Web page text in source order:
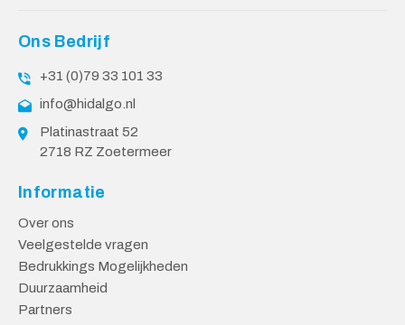
Ons Bedrijf
+31 (0)79 33 101 33
info@hidalgo.nl
Platinastraat 52
2718 RZ Zoetermeer
Informatie
Over ons
Veelgestelde vragen
Bedrukkings Mogelijkheden
Duurzaamheid
Partners